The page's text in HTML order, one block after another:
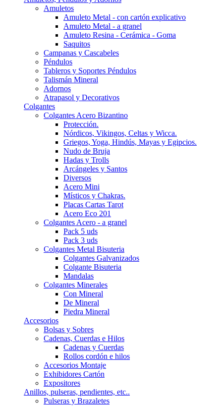
Amuletos
Amuleto Metal - con cartón explicativo
Amuleto Metal - a granel
Amuleto Resina - Cerámica - Goma
Saquitos
Campanas y Cascabeles
Péndulos
Tableros y Soportes Péndulos
Talismán Mineral
Adornos
Atrapasol y Decorativos
Colgantes
Colgantes Acero Bizantino
Protección.
Nórdicos, Vikingos, Celtas y Wicca.
Griegos, Yoga, Hindús, Mayas y Egipcios.
Nudo de Bruja
Hadas y Trolls
Arcángeles y Santos
Diversos
Acero Mini
Místicos y Chakras.
Placas Cartas Tarot
Acero Eco 201
Colgantes Acero - a granel
Pack 5 uds
Pack 3 uds
Colgantes Metal Bisuteria
Colgantes Galvanizados
Colgante Bisuteria
Mandalas
Colgantes Minerales
Con Mineral
De Mineral
Piedra Mineral
Accesorios
Bolsas y Sobres
Cadenas, Cuerdas e Hilos
Cadenas y Cuerdas
Rollos cordón e hilos
Accesorios Montaje
Exhibidores Cartón
Expositores
Anillos, pulseras, pendientes, etc..
Pulseras y Brazaletes